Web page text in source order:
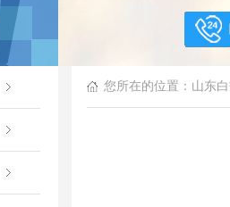
您所在的位置： 山东